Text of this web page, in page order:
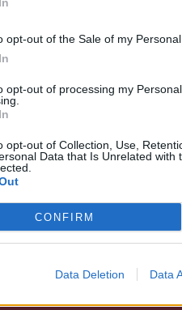
opt-out of the Sale of my Personal
opt-out of processing my
opt-out of Collection, Use,
Data that Is Unrelated with
CONFIRM
Data Deletion Data